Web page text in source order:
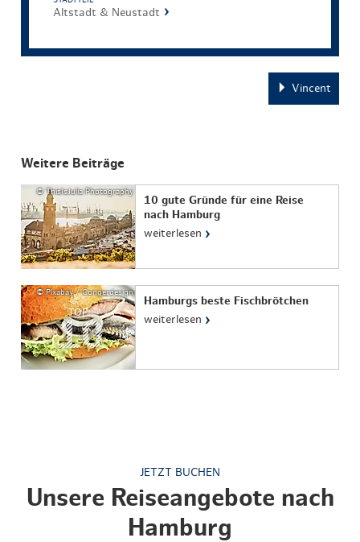
Altstadt & Neustadt
Vincent
Weitere Beiträge
© ThisIsJulia Photography
10 gute Gründe für eine Reise
nach Hamburg
weiterlesen ›
© Pixabay / Congerdesign
TOP
Hamburgs beste Fischbrötchen
weiterlesen ›
JETZT BUCHEN
Unsere Reiseangebote nach
Hamburg